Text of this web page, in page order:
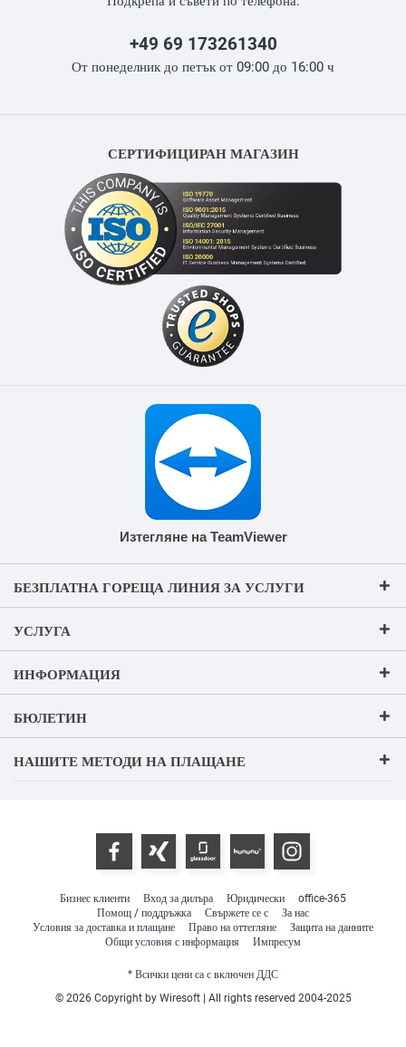
+49 69 173261340
От понеделник до петък от 09:00 до 16:00 ч
СЕРТИФИЦИРАН МАГАЗИН
Изтегляне на TeamViewer
БЕЗПЛАТНА ГОРЕЩА ЛИНИЯ ЗА УСЛУГИ
УСЛУГА
ИНФОРМАЦИЯ
БЮЛЕТИН
НАШИТЕ МЕТОДИ НА ПЛАЩАНЕ
Бизнес клиенти Вход за дилъра Юридически
office-365
Помощ / поддръжка
Свържете се с
За нас
Условия за доставка и плащане
Право на оттегляне
Защита на данните
Общи условия с информация
Импресум
* Всички цени са с включен ДДС
© 2026 Copyright by Wiresoft | All rights reserved 2004-2025